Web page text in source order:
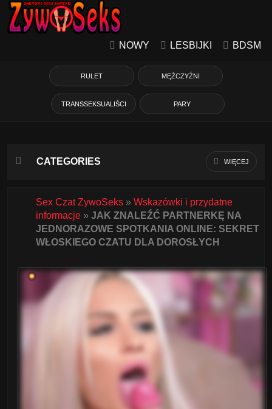
NOWY LESBIJKI BDSM
RULET MĘŻCZYŹNI
TRANSSEKSUALIŚCI PARY
CATEGORIES WIĘCEJ
Azjatycka
Babcie
Blondynki
Brunetki
Drobne Ciało
Sex Czat ZywoSeks » Wskazówki i przydatne
informacje » JAK ZNALEŹĆ PARTNERKĘ NA
JEDNORAZOWE SPOTKANIA ONLINE: SEKRET
WŁOSKIEGO CZATU DLA DOROSŁYCH